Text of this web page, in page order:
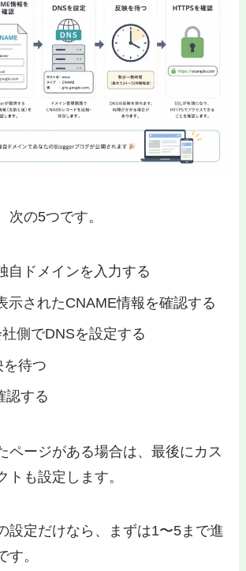
次の5つです。
自ドメインを入力する
示されたCNAME情報を確認する
社側でDNSを設定する
を待つ
認する
ページがある場合は、最後にカス
トも設定します。
設定だけなら、まずは1〜5まで進
す。